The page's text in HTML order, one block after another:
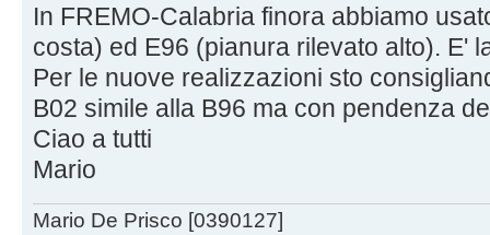
In FREMO-Calabria finora abbiamo
costa) ed E96 (pianura rilevato alto). E'
Per le nuove realizzazioni sto
B02 simile alla B96 ma con pendenza
Ciao a tutti
Mario
Mario De Prisco [0390127]